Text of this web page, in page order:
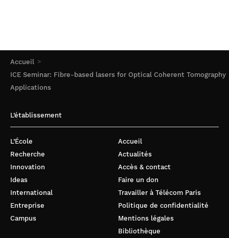
Accueil
ICE Seminar: Fibre-based lasers for Optical Coherent Tomography
Applications
L’établissement
L’École
Recherche
Innovation
Ideas
International
Entreprise
Campus
Accueil
Actualités
Accès & contact
Faire un don
Travailler à Télécom Paris
Politique de confidentialité
Mentions légales
Bibliothèque